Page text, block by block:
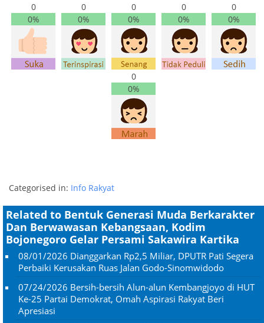
0
0%
0
0%
0
0%
0
0%
0
0%
0
0%
Categorised in: Info Rakyat
Related to Bentuk Generasi Muda Berkarakter
Dan Berwawasan Kebangsaan, Kodim
Bojonegoro Gelar Persami Sakawira Kartika
08/01/2026 Dianggarkan Rp2,5 Miliar, DPUTR Pati Segera
Perbaiki Kerusakan Ruas Jalan Godo-Sinomwidodo
07/24/2026 Bersih-bersih Alun-alun Kembangjoyo di HUT
Ke-25 Partai Demokrat, Omah Aspirasi Rakyat Beri
Apresiasi